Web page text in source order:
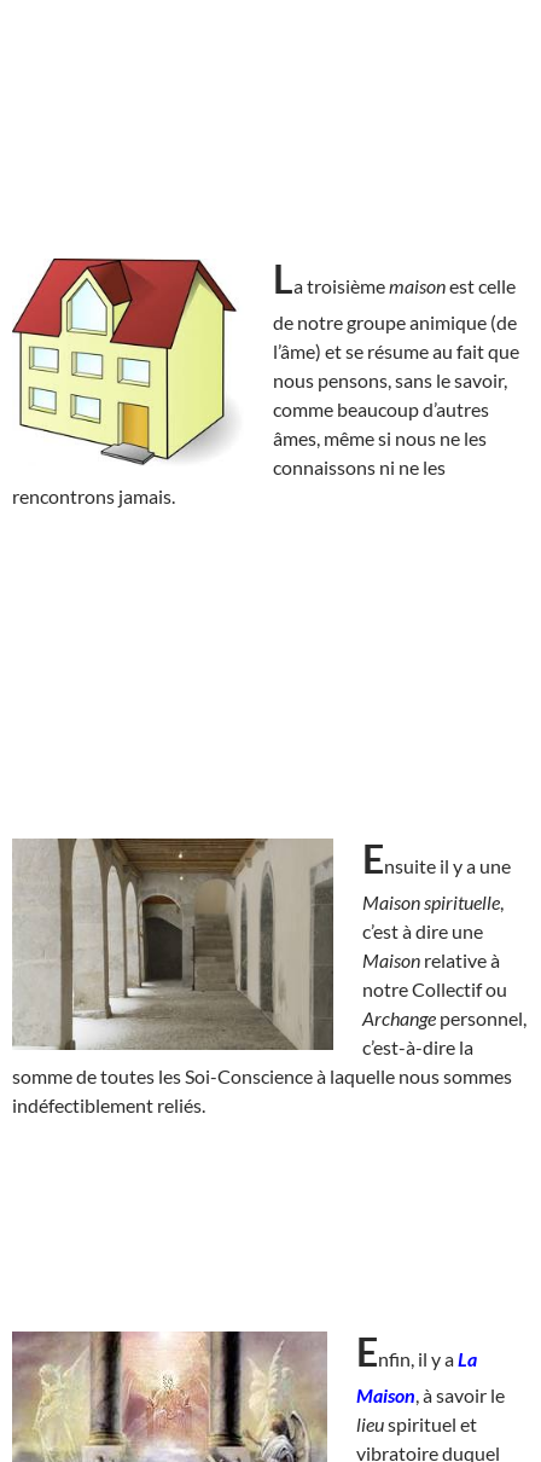
La troisièmemaisonest celle
de notre groupe animique (de
l’âme) et se résume au fait que
nous pensons, sans le savoir,
comme beaucoup d’autres
âmes, même si nous ne les
connaissons ni ne les
rencontrons jamais.
Ensuite il y a une
Maison spirituelle
c’est à dire une
Maison relative à
notre Collectif ou
Archange personnel,
c’est-à-dire la
somme de toutes les Soi-Conscience à laquelle nous sommes
indéfectiblement reliés.
Enfin, il y aLa
Maison , à savoir le
lieuspirituel et
vibratoire duquel